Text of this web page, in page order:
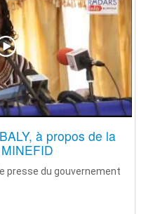
à propos de la
presse du gouvernement